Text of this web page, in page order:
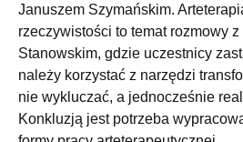
Januszem Szymańskim.
rzeczywistości to temat rozmowy z
Stanowskim, gdzie uczestnicy
należy korzystać z narzędzi
nie wykluczać, a jednocześnie
Konkluzją jest potrzeba